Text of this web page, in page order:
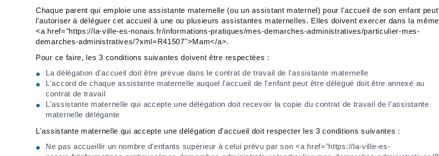
Chaque parent qui emploie une assistante maternelle (ou un assistant maternel) pour l'accueil de son enfant peut
l'autoriser à déléguer cet accueil à une ou plusieurs assistantes maternelles. Elles doivent exercer dans la même
<a href="https://la-ville-es-nonais.fr/informations-pratiques/mes-demarches-administratives/particulier-mes-
demarches-administratives/?xml=R41507">Mam</a>.
Pour ce faire, les 3 conditions suivantes doivent être respectées :
La délégation d'accueil doit être prévue dans le contrat de travail de l'assistante maternelle
L'accord de chaque assistante maternelle auquel l'accueil de l'enfant peut être délégué doit être annexé au
contrat de travail
L'assistante maternelle qui accepte une délégation doit recevoir la copie du contrat de travail de l'assistante
maternelle délégante
L'assistante maternelle qui accepte une délégation d'accueil doit respecter les 3 conditions suivantes :
Ne pas accueillir un nombre d'enfants supérieur à celui prévu par son <a href="https://la-ville-es-